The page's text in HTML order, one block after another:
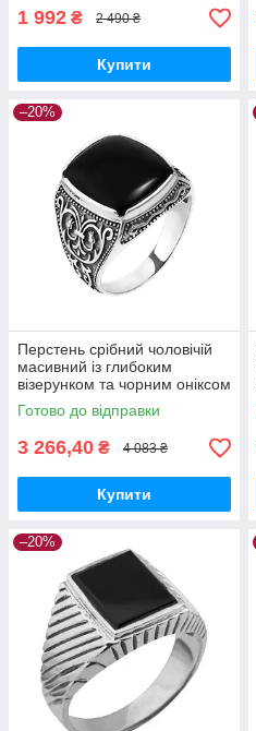
1 992 ₴ 2 490 ₴
Купити
–20%
Перстень срібний чоловічій
масивний із глибоким
візерунком та чорним оніксом
Готово до відправки
3 266,40 ₴ 4 083 ₴
Купити
–20%